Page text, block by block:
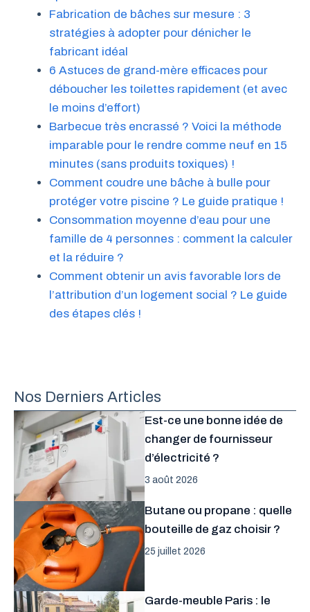
Fabrication de bâches sur mesure : 3
stratégies à adopter pour dénicher le
fabricant idéal
6 Astuces de grand-mère efficaces pour
déboucher les toilettes rapidement (et avec
le moins d’effort)
Barbecue très encrassé ? Voici la méthode
imparable pour le rendre comme neuf en 15
minutes (sans produits toxiques) !
Comment coudre une bâche à bulle pour
protéger votre piscine ? Le guide pratique !
Consommation moyenne d’eau pour une
famille de 4 personnes : comment la calculer
et la réduire ?
Comment obtenir un avis favorable lors de
l’attribution d’un logement social ? Le guide
des étapes clés !
Nos Derniers Articles
Est-ce une bonne idée de
changer de fournisseur
d’électricité ?
3 août 2026
Butane ou propane : quelle
bouteille de gaz choisir ?
25 juillet 2026
Garde-meuble Paris : le